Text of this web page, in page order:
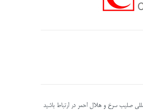
صلیب سرخ و هلال احمر در ارتباط باشید